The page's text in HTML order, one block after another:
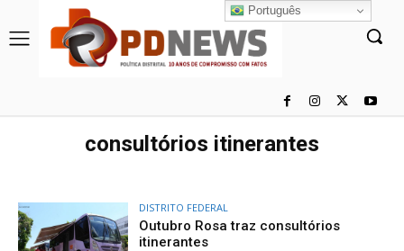
consultórios itinerantes
DISTRITO FEDERAL
Outubro Rosa traz consultórios
itinerantes
Português